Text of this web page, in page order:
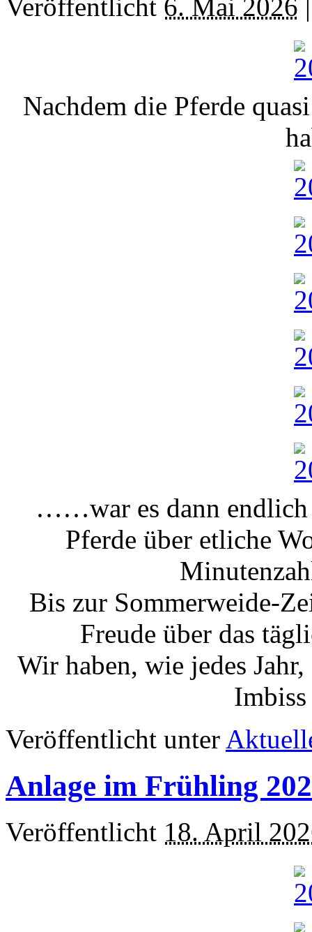
Veröffentlicht 6. Mai 2026
Nachdem die Pferde
……war es dann endlich
Pferde über etliche
Bis zur Sommerweide-
Freude über das
Wir haben, wie jedes
Veröffentlicht unter
Anlage im Frühling
Veröffentlicht 18. April